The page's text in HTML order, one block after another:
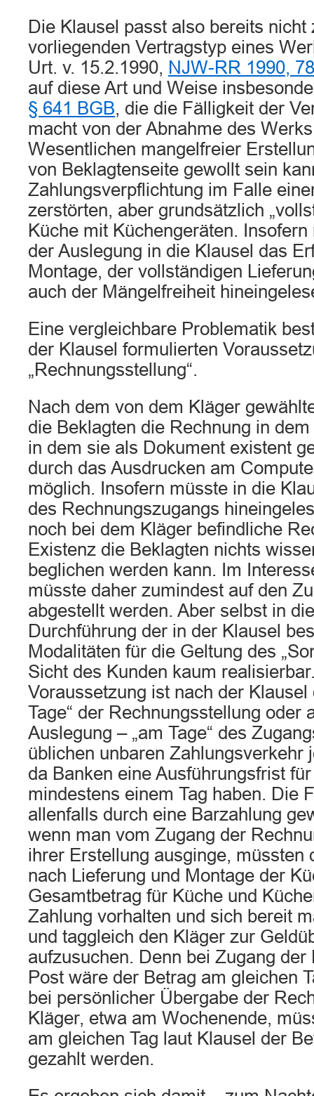
Die Klausel passt also bereits nicht
vorliegenden Vertragstyp eines
Urt. v. 15.2.1990, NJW-RR 1990,
auf diese Art und Weise
§ 641 BGB, die die Fälligkeit der
macht von der Abnahme des
Wesentlichen mangelfreier
von Beklagtenseite gewollt sein
Zahlungsverpflichtung im Falle
zerstörten, aber grundsätzlich
Küche mit Küchengeräten.
der Auslegung in die Klausel das
Montage, der vollständigen
auch der Mängelfreiheit
Eine vergleichbare Problematik
der Klausel formulierten
„Rechnungsstellung“.
Nach dem von dem Kläger
die Beklagten die Rechnung in
in dem sie als Dokument existent
durch das Ausdrucken am
möglich. Insofern müsste in die
des Rechnungszugangs
noch bei dem Kläger befindliche
Existenz die Beklagten nichts
beglichen werden kann. Im
müsste daher zumindest auf den
abgestellt werden. Aber selbst in
Durchführung der in der Klausel
Modalitäten für die Geltung des
Sicht des Kunden kaum
Voraussetzung ist nach der Klausel
Tage“ der Rechnungsstellung oder
Auslegung – „am Tage“ des
üblichen unbaren Zahlungsverkehr
da Banken eine Ausführungsfrist
mindestens einem Tag haben. Die
allenfalls durch eine Barzahlung
wenn man vom Zugang der
ihrer Erstellung ausginge, müssten
nach Lieferung und Montage der
Gesamtbetrag für Küche und
Zahlung vorhalten und sich bereit
und taggleich den Kläger zur
aufzusuchen. Denn bei Zugang
Post wäre der Betrag am gleichen
bei persönlicher Übergabe der
Kläger, etwa am Wochenende,
am gleichen Tag laut Klausel der
gezahlt werden.